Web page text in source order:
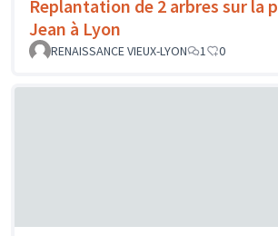
Replantation de 2 arbres sur la
Jean à Lyon
RENAISSANCE VIEUX-LYON 1 0